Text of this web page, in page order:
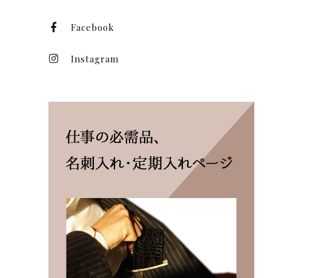
Facebook
Instagram